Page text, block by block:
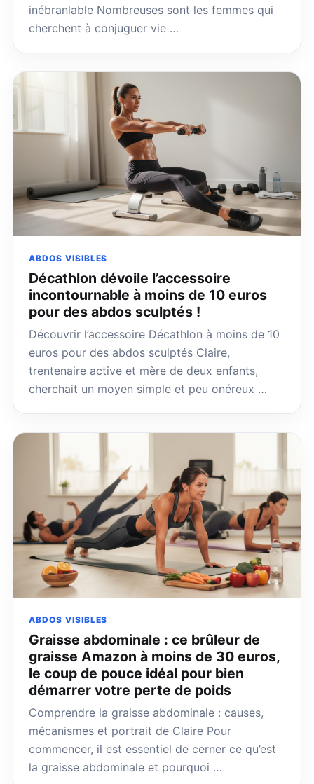
inébranlable Nombreuses sont les femmes qui
cherchent à conjuguer vie …
ABDOS VISIBLES
Décathlon dévoile l’accessoire
incontournable à moins de 10 euros
pour des abdos sculptés !
Découvrir l’accessoire Décathlon à moins de 10
euros pour des abdos sculptés Claire,
trentenaire active et mère de deux enfants,
cherchait un moyen simple et peu onéreux …
ABDOS VISIBLES
Graisse abdominale : ce brûleur de
graisse Amazon à moins de 30 euros,
le coup de pouce idéal pour bien
démarrer votre perte de poids
Comprendre la graisse abdominale : causes,
mécanismes et portrait de Claire Pour
commencer, il est essentiel de cerner ce qu’est
la graisse abdominale et pourquoi …